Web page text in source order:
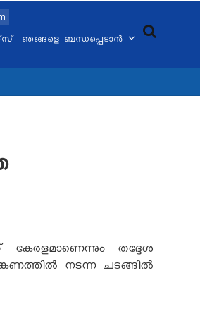
ഞങ്ങളെ ബന്ധപ്പെടാൻ
തദ്ദേശ
നടന്ന ചടങ്ങിൽ